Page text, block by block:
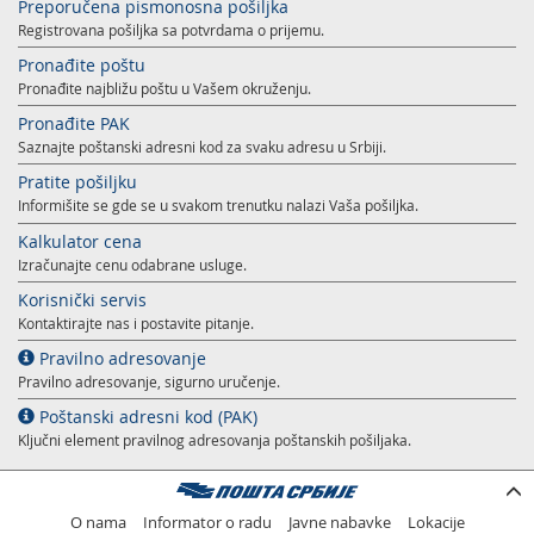
Pravilno adresovanje
Poštanski adresni kod (PAK)
Spisak zabranjenih artikala za uvoz
Punomoćje za uručenje poštanskih pošiljaka
Usluge za Banku Poštansku štedionicu a. d.
Specifične usluge
Mobilna aplikacija Pošte Srbije
Prodaja, izdavanje i zakup nepokretnosti
Pošte Pet friendly
Prodaja i prekonfiguracija TAG uređaja
Preporučena pismonosna pošiljka
Registrovana pošiljka sa potvrdama o prijemu.
Pronađite poštu
Pronađite najbližu poštu u Vašem okruženju.
Pronađite PAK
Saznajte poštanski adresni kod za svaku adresu u Srbiji.
Pratite pošiljku
Informišite se gde se u svakom trenutku nalazi Vaša pošiljka.
Kalkulator cena
Izračunajte cenu odabrane usluge.
Korisnički servis
Kontaktirajte nas i postavite pitanje.
Pravilno adresovanje
Pravilno adresovanje, sigurno uručenje.
Poštanski adresni kod (PAK)
Ključni element pravilnog adresovanja poštanskih pošiljaka.
O nama Informator o radu Javne nabavke Lokacije